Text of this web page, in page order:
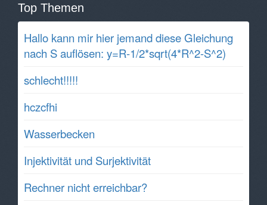
Top Themen
Hallo kann mir hier jemand diese Gleichung
nach S auflösen: y=R-1/2*sqrt(4*R^2-S^2)
schlecht!!!!!
hczcfhi
Wasserbecken
Injektivität und Surjektivität
Rechner nicht erreichbar?